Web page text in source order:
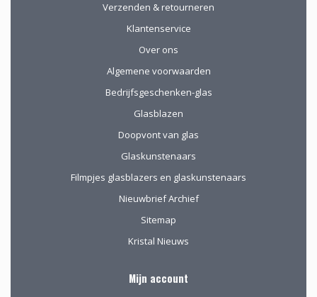
gewaardeerd.
Verzenden & retourneren
Klantenservice
Over ons
Algemene voorwaarden
Bedrijfsgeschenken-glas
Glasblazen
Doopvont van glas
Glaskunstenaars
Filmpjes glasblazers en glaskunstenaars
Nieuwbrief Archief
Sitemap
Kristal Nieuws
Mijn account